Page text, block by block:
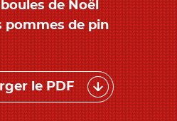
de Noël
pommes de pin
le PDF